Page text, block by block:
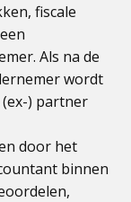
fiscale
Als na de
wordt
) partner
door het
binnen